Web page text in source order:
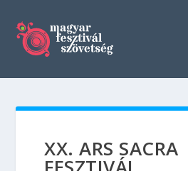
XX. ARS SACRA